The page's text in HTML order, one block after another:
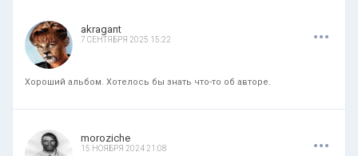
akragant
7 СЕНТЯБРЯ 2025 15:22 ...
Хороший альбом. Хотелось бы знать что-то об авторе.
moroziche
15 НОЯБРЯ 2024 21:08 ...